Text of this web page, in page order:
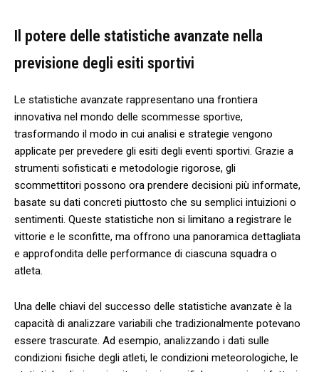
Il potere⁤ delle statistiche avanzate nella
previsione ‌degli ​esiti sportivi
Le statistiche avanzate rappresentano una frontiera
innovativa nel mondo delle scommesse sportive,
⁢trasformando il⁤ modo in cui analisi⁣ e⁢ strategie vengono
applicate per prevedere gli esiti degli eventi sportivi. Grazie a
strumenti sofisticati e metodologie rigorose, gli⁤
scommettitori possono ora prendere decisioni più informate,‌
basate su⁢ dati⁤ concreti piuttosto che su semplici intuizioni o
sentimenti. Queste statistiche non ​si limitano a​ registrare le
⁤vittorie e ⁣le sconfitte, ma ‌offrono una panoramica ⁤dettagliata
e approfondita delle performance ⁣di ciascuna squadra o
atleta.
Una delle chiavi del successo delle statistiche avanzate è la
capacità di analizzare variabili ‌che tradizionalmente ⁣potevano⁤
essere trascurate. Ad esempio, ⁣analizzando i dati sulle
condizioni fisiche ⁢degli atleti, le condizioni meteorologiche, le